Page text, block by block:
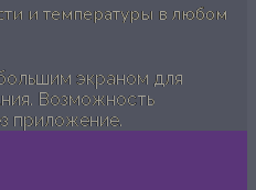
и температуры в любом
экраном для
Возможность
приложение.